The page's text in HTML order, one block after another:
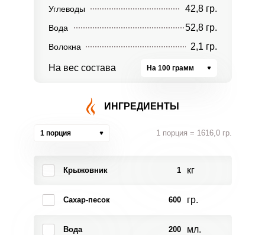
Углеводы 42,8 гр.
Вода 52,8 гр.
Волокна 2,1 гр.
На вес состава На 100 грамм
ИНГРЕДИЕНТЫ
1 порция 1 порция = 1616,0 гр.
Крыжовник 1 кг
Сахар-песок 600 гр.
Вода 200 мл.